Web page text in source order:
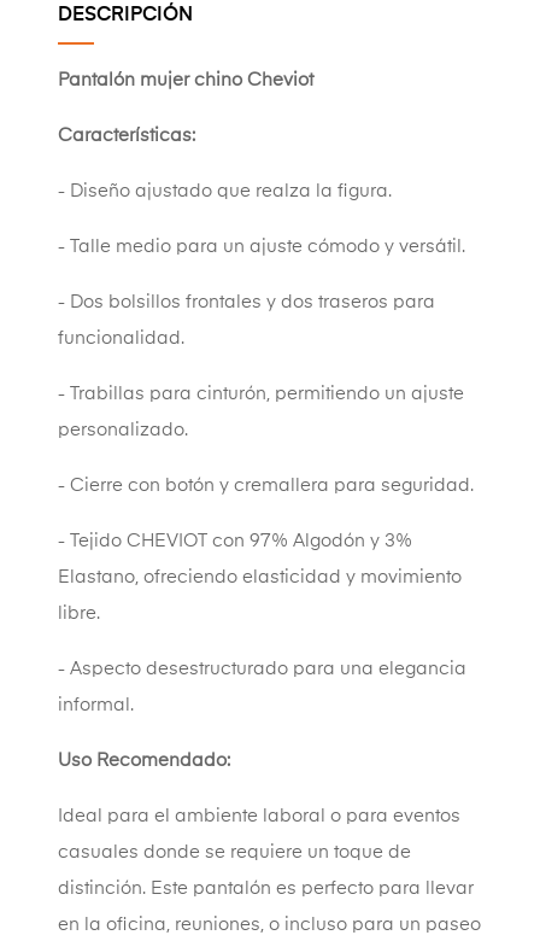
DESCRIPCIÓN
Pantalón mujer chino Cheviot
Características:
- Diseño ajustado que realza la figura.
- Talle medio para un ajuste cómodo y versátil.
- Dos bolsillos frontales y dos traseros para
funcionalidad.
- Trabillas para cinturón, permitiendo un ajuste
personalizado.
- Cierre con botón y cremallera para seguridad.
- Tejido CHEVIOT con 97% Algodón y 3%
Elastano, ofreciendo elasticidad y movimiento
libre.
- Aspecto desestructurado para una elegancia
informal.
Uso Recomendado:
Ideal para el ambiente laboral o para eventos
casuales donde se requiere un toque de
distinción. Este pantalón es perfecto para llevar
en la oficina, reuniones, o incluso para un paseo